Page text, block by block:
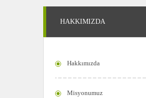
HAKKIMIZDA
Hakkımızda
Misyonumuz